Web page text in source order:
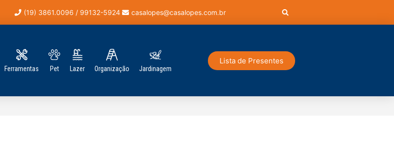
(19) 3861.0096 / 99132-5924 casalopes@casalopes.com.br
Ferramentas Pet Lazer Organização Jardinagem
Lista de Presentes